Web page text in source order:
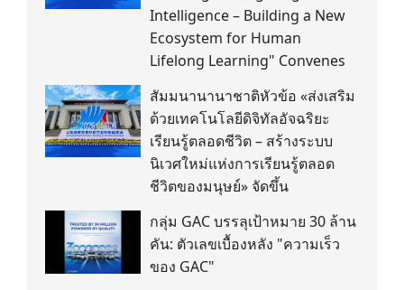
Intelligence – Building a New
Ecosystem for Human
Lifelong Learning" Convenes
สัมมนานานาชาติหัวข้อ «ส่งเสริม
ด้วยเทคโนโลยีดิจิทัลอัจฉริยะ
เรียนรู้ตลอดชีวิต – สร้างระบบ
นิเวศใหม่แห่งการเรียนรู้ตลอด
ชีวิตของมนุษย์» จัดขึ้น
กลุ่ม GAC บรรลุเป้าหมาย 30 ล้าน
คัน: ตัวเลขเบื้องหลัง "ความเร็ว
ของ GAC"